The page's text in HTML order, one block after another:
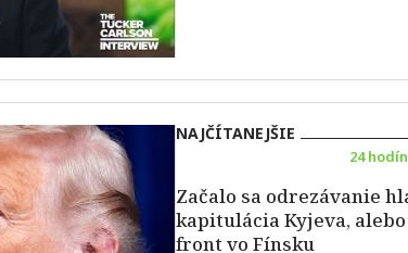
NAJČÍTANEJŠIE
24 hodín